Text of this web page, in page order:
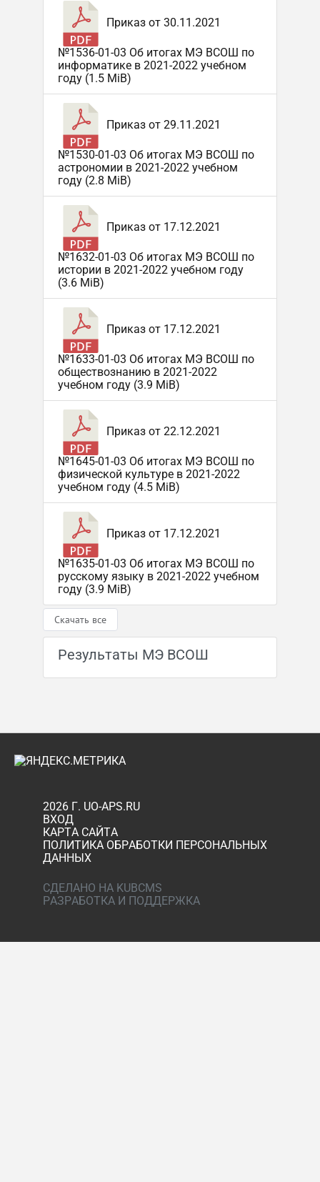
Приказ от 30.11.2021
№1536-01-03 Об итогах МЭ ВСОШ по
информатике в 2021-2022 учебном
году (1.5 MiB)
Приказ от 29.11.2021
№1530-01-03 Об итогах МЭ ВСОШ по
астрономии в 2021-2022 учебном
году (2.8 MiB)
Приказ от 17.12.2021
№1632-01-03 Об итогах МЭ ВСОШ по
истории в 2021-2022 учебном году
(3.6 MiB)
Приказ от 17.12.2021
№1633-01-03 Об итогах МЭ ВСОШ по
обществознанию в 2021-2022
учебном году (3.9 MiB)
Приказ от 22.12.2021
№1645-01-03 Об итогах МЭ ВСОШ по
физической культуре в 2021-2022
учебном году (4.5 MiB)
Приказ от 17.12.2021
№1635-01-03 Об итогах МЭ ВСОШ по
русскому языку в 2021-2022 учебном
году (3.9 MiB)
Скачать все
Результаты МЭ ВСОШ
2026 Г. UO-APS.RU
ВХОД
КАРТА САЙТА
ПОЛИТИКА ОБРАБОТКИ ПЕРСОНАЛЬНЫХ
ДАННЫХ
СДЕЛАНО НА KUBCMS
РАЗРАБОТКА И ПОДДЕРЖКА